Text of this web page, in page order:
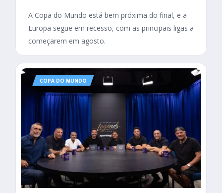
A Copa do Mundo está bem próxima do final, e a
Europa segue em recesso, com as principais ligas a
começarem em agosto.
COPA DO MUNDO